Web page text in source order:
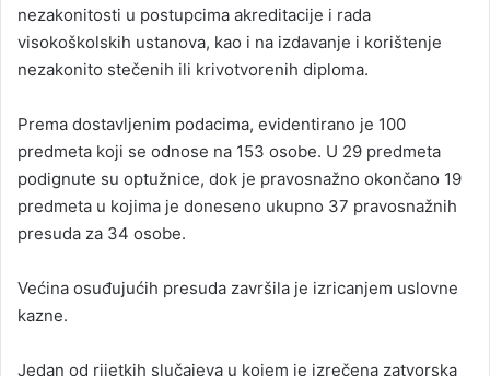
nezakonitosti u postupcima akreditacije i rada
visokoškolskih ustanova, kao i na izdavanje i korištenje
nezakonito stečenih ili krivotvorenih diploma.
Prema dostavljenim podacima, evidentirano je 100
predmeta koji se odnose na 153 osobe. U 29 predmeta
podignute su optužnice, dok je pravosnažno okončano 19
predmeta u kojima je doneseno ukupno 37 pravosnažnih
presuda za 34 osobe.
Većina osuđujućih presuda završila je izricanjem uslovne
kazne.
Jedan od rijetkih slučajeva u kojem je izrečena zatvorska